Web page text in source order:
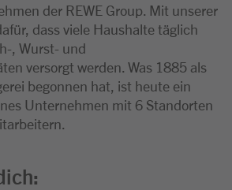
der REWE Group. Mit unserer
dass viele Haushalte täglich
, Wurst- und
versorgt werden. Was 1885 als
begonnen hat, ist heute ein
Unternehmen mit 6 Standorten